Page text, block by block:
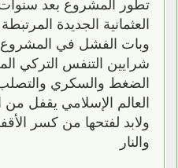
العثمانية الجديدة
وبات الفشل في المشروع
شرايين التنفس التركي
الضغط والسكري والتصلب
العالم الإسلامي يقفل من
ولابد لفتحها من كسر
والنار